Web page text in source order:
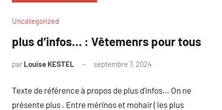
Uncategorized
plus d’infos… : Vêtemenrs pour tous
par Louise KESTEL septembre 7, 2024
Texte de référence à propos de plus d’infos… On ne
présente plus . Entre mérinos et mohair ( les plus